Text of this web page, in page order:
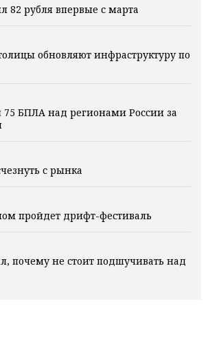
82 рубля впервые с марта
обновляют инфраструктуру по
БПЛА над регионами России за
с рынка
пройдет дрифт-фестиваль
почему не стоит подшучивать над